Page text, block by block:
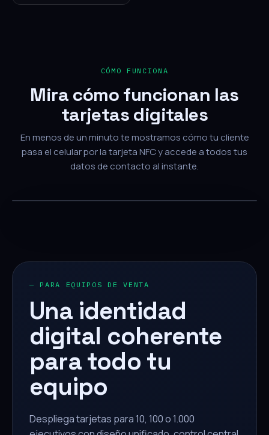
CÓMO FUNCIONA
Mira cómo funcionan las
tarjetas digitales
En menos de un minuto te mostramos cómo tu cliente
pasa el celular por la tarjeta NFC y accede a todos tus
datos de contacto al instante.
— PARA EQUIPOS DE VENTA
Una identidad
digital coherente
para todo tu
equipo
Despliega tarjetas para 10, 100 o 1.000